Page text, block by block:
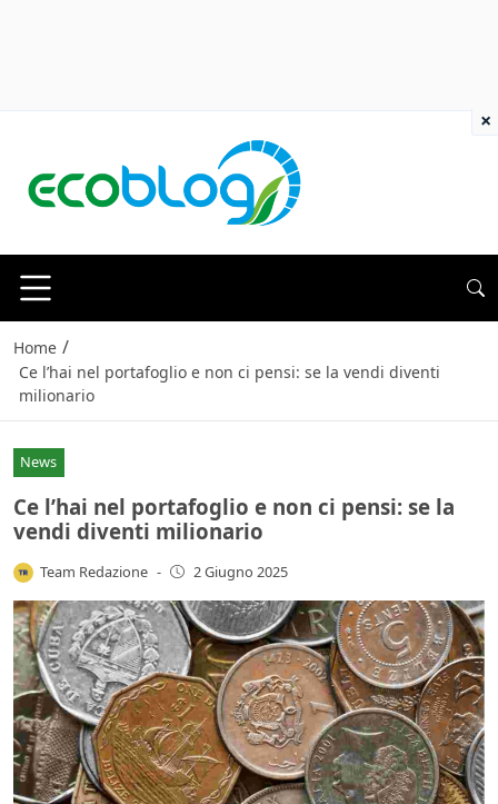
Home /
Ce l’hai nel portafoglio e non ci pensi: se la vendi diventi
milionario
News
Ce l’hai nel portafoglio e non ci pensi: se la
vendi diventi milionario
Team Redazione - 2 Giugno 2025
×